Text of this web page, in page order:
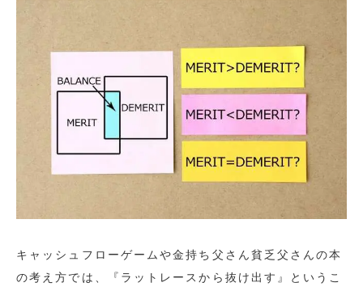
キャッシュフローゲームや金持ち父さん貧乏父さんの本
の考え方では、『ラットレースから抜け出す』というこ